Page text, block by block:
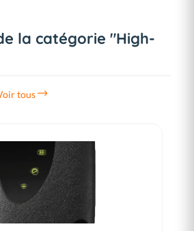
la catégorie "High-
tous